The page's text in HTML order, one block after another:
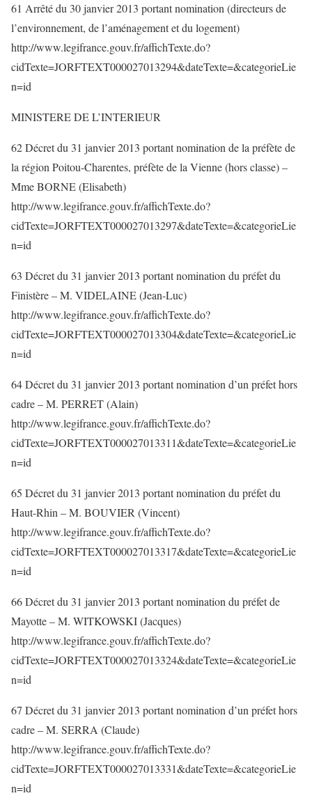
61 Arrêté du 30 janvier 2013 portant nomination (directeurs de
l’environnement, de l’aménagement et du logement)
http://www.legifrance.gouv.fr/affichTexte.do?
cidTexte=JORFTEXT000027013294&dateTexte=&categorieLie
n=id
MINISTERE DE L’INTERIEUR
62 Décret du 31 janvier 2013 portant nomination de la préfète de
la région Poitou-Charentes, préfète de la Vienne (hors classe) –
Mme BORNE (Elisabeth)
http://www.legifrance.gouv.fr/affichTexte.do?
cidTexte=JORFTEXT000027013297&dateTexte=&categorieLie
n=id
63 Décret du 31 janvier 2013 portant nomination du préfet du
Finistère – M. VIDELAINE (Jean-Luc)
http://www.legifrance.gouv.fr/affichTexte.do?
cidTexte=JORFTEXT000027013304&dateTexte=&categorieLie
n=id
64 Décret du 31 janvier 2013 portant nomination d’un préfet hors
cadre – M. PERRET (Alain)
http://www.legifrance.gouv.fr/affichTexte.do?
cidTexte=JORFTEXT000027013311&dateTexte=&categorieLie
n=id
65 Décret du 31 janvier 2013 portant nomination du préfet du
Haut-Rhin – M. BOUVIER (Vincent)
http://www.legifrance.gouv.fr/affichTexte.do?
cidTexte=JORFTEXT000027013317&dateTexte=&categorieLie
n=id
66 Décret du 31 janvier 2013 portant nomination du préfet de
Mayotte – M. WITKOWSKI (Jacques)
http://www.legifrance.gouv.fr/affichTexte.do?
cidTexte=JORFTEXT000027013324&dateTexte=&categorieLie
n=id
67 Décret du 31 janvier 2013 portant nomination d’un préfet hors
cadre – M. SERRA (Claude)
http://www.legifrance.gouv.fr/affichTexte.do?
cidTexte=JORFTEXT000027013331&dateTexte=&categorieLie
n=id